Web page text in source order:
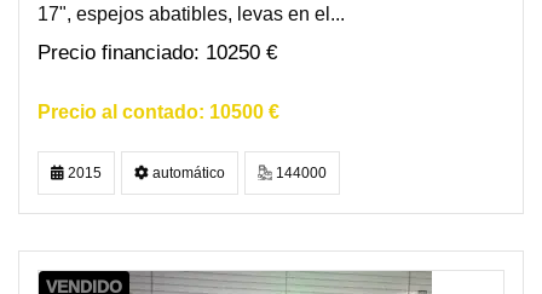
17", espejos abatibles, levas en el...
10250 €
10500 €
2015 automático 144000
VENDIDO